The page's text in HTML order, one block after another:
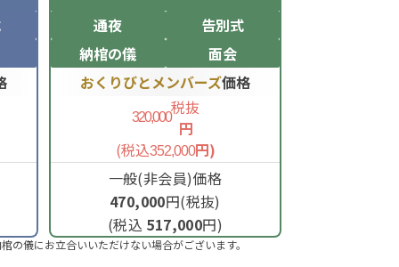
通夜
告別式
納棺の儀
面会
おくりびとメンバーズ価格
320,000税抜
円
(税込352,000円)
一般(非会員)価格
470,000円(税抜)
(税込 517,000円)
儀にお立合いいただけない場合がございます。